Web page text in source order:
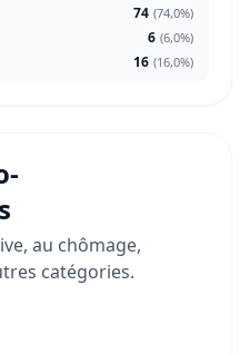
74 (74,0%)
6 (6,0%)
16 (16,0%)
au chômage,
catégories.